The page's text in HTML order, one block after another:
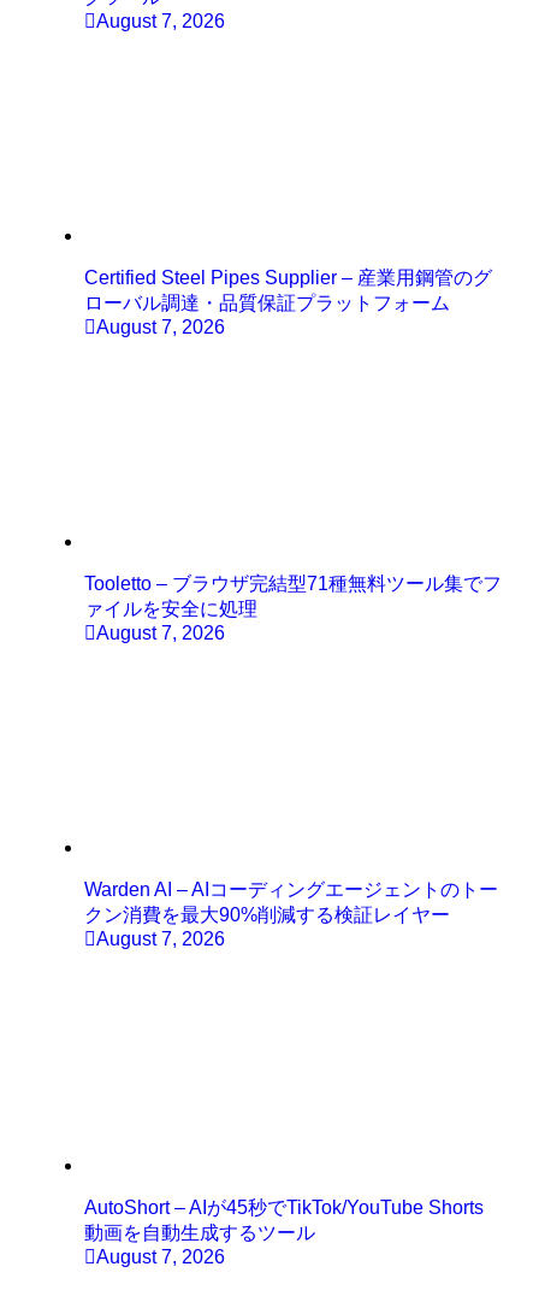
August 7, 2026
Certified Steel Pipes Supplier – 産業用鋼管のグ
ローバル調達・品質保証プラットフォーム
August 7, 2026
Tooletto – ブラウザ完結型71種無料ツール集でフ
ァイルを安全に処理
August 7, 2026
Warden AI – AIコーディングエージェントのトー
クン消費を最大90%削減する検証レイヤー
August 7, 2026
AutoShort – AIが45秒でTikTok/YouTube Shorts
動画を自動生成するツール
August 7, 2026